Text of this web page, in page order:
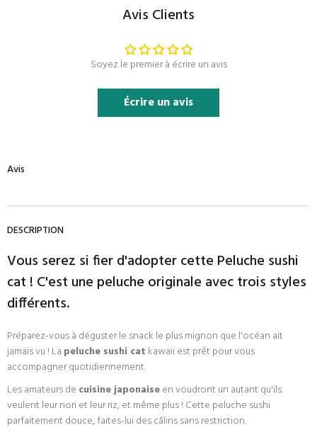
Avis Clients
Soyez le premier à écrire un avis
Écrire un avis
Avis
DESCRIPTION
Vous serez si fier d'adopter cette Peluche sushi
cat ! C'est une peluche originale avec trois styles
différents.
Préparez-vous à déguster le snack le plus mignon que l'océan ait
jamais vu ! La peluche sushi cat kawaii est prêt pour vous
accompagner quotidiennement.
Les amateurs de cuisine japonaiseen voudront un autant qu'ils
veulent leur nori et leur riz, et même plus ! Cette peluche sushi
parfaitement douce, faites-lui des câlins sans restriction.